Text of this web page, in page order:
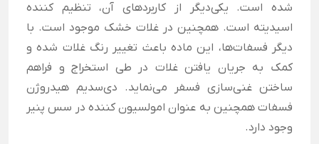
شده است. یکی‌دیگر از کاربردهای آن، تنظیم کننده
اسیدیته است. همچنین در غلات خشک موجود است. با
دیگر فسفات‌ها، این ماده باعث تغییر رنگ غلات شده و
کمک به جریان یافتن غلات در طی استخراج و فراهم
ساختن غنی‌سازی فسفر می‌نماید. دی‌سدیم هیدروژن
فسفات همچنین به عنوان امولسیون کننده در سس پنیر
وجود دارد.